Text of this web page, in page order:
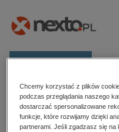
Kategorie
Zobacz wszystkie E-prasa
Strona główna
Chcemy korzystać z plików
podczas przeglądania naszego
dostarczać spersonalizowane
funkcje, które rozwijamy dzięki
partnerami. Jeśli zgadzasz się